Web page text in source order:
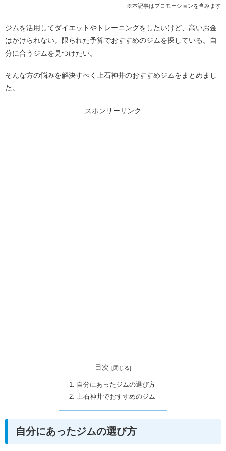
※本記事はプロモーションを含みます
ジムを活用してダイエットやトレーニングをしたいけど、高いお金
はかけられない。限られた予算でおすすめのジムを探している。自
分に合うジムを見つけたい。
そんな方の悩みを解決すべく上石神井のおすすめジムをまとめまし
た。
スポンサーリンク
目次
自分にあったジムの選び方
上石神井でおすすめのジム
自分にあったジムの選び方